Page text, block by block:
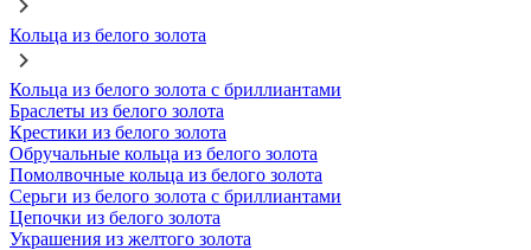
Кольца из белого золота
Кольца из белого золота с бриллиантами
Браслеты из белого золота
Крестики из белого золота
Обручальные кольца из белого золота
Помолвочные кольца из белого золота
Серьги из белого золота с бриллиантами
Цепочки из белого золота
Украшения из желтого золота